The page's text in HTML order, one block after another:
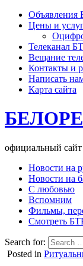
Объявления
Цены и
Телеканал
Вещание
Контакты и
Написать
Карта сайта
официальный сайт
Новости на
Новости на
С любовью
Вспомним
Фильмы,
Смотреть
Search for:
Posted in